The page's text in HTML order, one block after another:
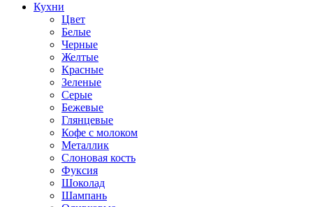
Кухни
Цвет
Белые
Черные
Желтые
Красные
Зеленые
Серые
Бежевые
Глянцевые
Кофе с молоком
Металлик
Слоновая кость
Фуксия
Шоколад
Шампань